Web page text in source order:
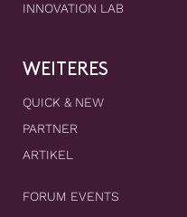
INNOVATION LAB
WEITERES
QUICK & NEW
PARTNER
ARTIKEL
FORUM EVENTS